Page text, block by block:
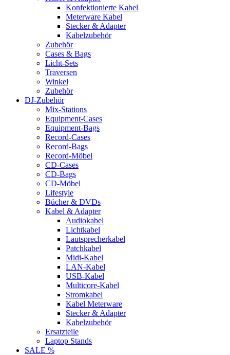
Konfektionierte Kabel
Meterware Kabel
Stecker & Adapter
Kabelzubehör
Zubehör
Cases & Bags
Licht-Sets
Traversen
Winkel
Zubehör
DJ-Zubehör
Mix-Stations
Equipment-Cases
Equipment-Bags
Record-Cases
Record-Bags
Record-Möbel
CD-Cases
CD-Bags
CD-Möbel
Lifestyle
Bücher & DVDs
Kabel & Adapter
Audiokabel
Lichtkabel
Lautsprecherkabel
Patchkabel
Midi-Kabel
LAN-Kabel
USB-Kabel
Multicore-Kabel
Stromkabel
Kabel Meterware
Stecker & Adapter
Kabelzubehör
Ersatzteile
Laptop Stands
SALE %